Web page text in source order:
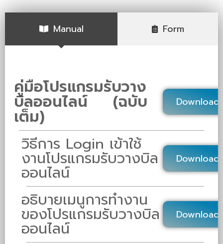
Manual Form
คู่มือโปรแกรมรับวาง
บิลออนไลน์ (ฉบับ
เต็ม)
Download
วิธีการ Login เข้าใช้
งานโปรแกรมรับวางบิล
ออนไลน์
Download
อธิบายเมนูการทำงาน
ของโปรแกรมรับวางบิล
ออนไลน์
Download